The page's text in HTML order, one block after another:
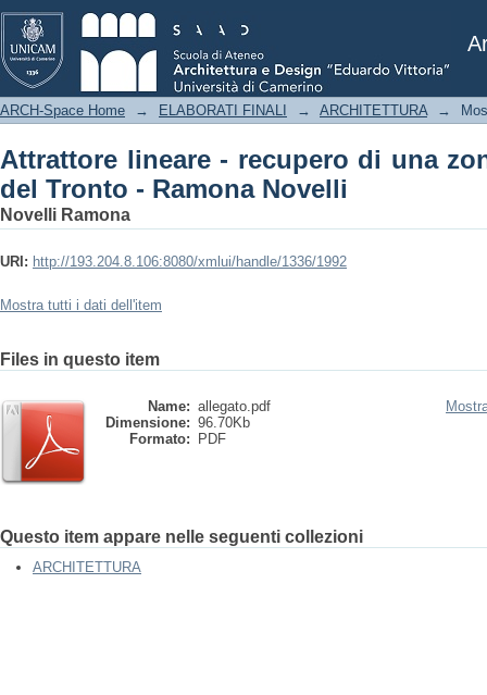
Attrattore lineare - recupero di una
Novelli
ARCH-Space Home → ELABORATI FINALI → ARCHITETTURA →
Attrattore lineare - recupero di una
del Tronto - Ramona Novelli
Novelli Ramona
URI: http://193.204.8.106:8080/xmlui/handle/1336/1992
Mostra tutti i dati dell'item
Files in questo item
Name: allegato.pdf
Dimensione: 96.70Kb
Formato:
PDF
Questo item appare nelle seguenti collezioni
ARCHITETTURA